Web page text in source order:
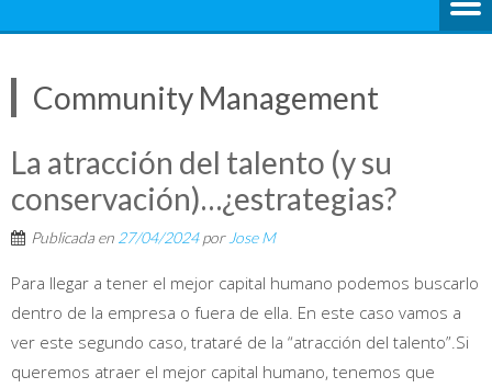
Community Management
La atracción del talento (y su
conservación)…¿estrategias?
Publicada en 27/04/2024por Jose M
Para llegar a tener el mejor capital humano podemos buscarlo
dentro de la empresa o fuera de ella. En este caso vamos a
ver este segundo caso, trataré de la “atracción del talento”.Si
queremos atraer el mejor capital humano, tenemos que